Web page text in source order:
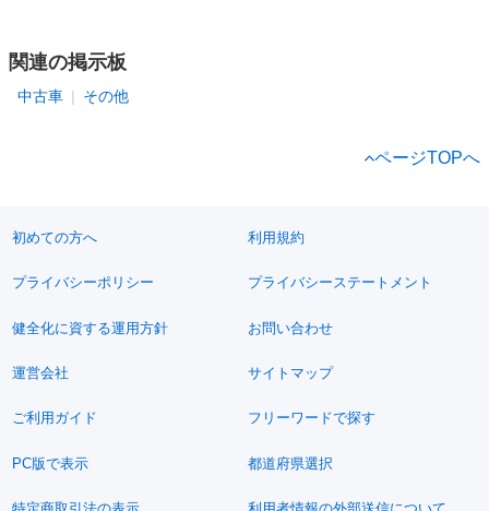
関連の掲示板
中古車 その他
ページTOPへ
初めての方へ 利用規約
プライバシーポリシー プライバシーステートメント
健全化に資する運用方針 お問い合わせ
運営会社 サイトマップ
ご利用ガイド フリーワードで探す
PC版で表示 都道府県選択